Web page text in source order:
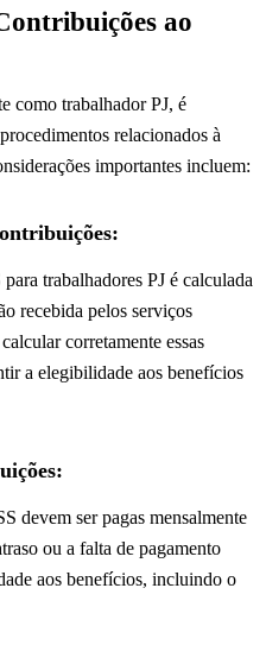
ao
como trabalhador PJ, é
relacionados à
importantes incluem:
trabalhadores PJ é calculada
recebida pelos serviços
corretamente essas
a elegibilidade aos benefícios
devem ser pagas mensalmente
ou a falta de pagamento
aos benefícios, incluindo o